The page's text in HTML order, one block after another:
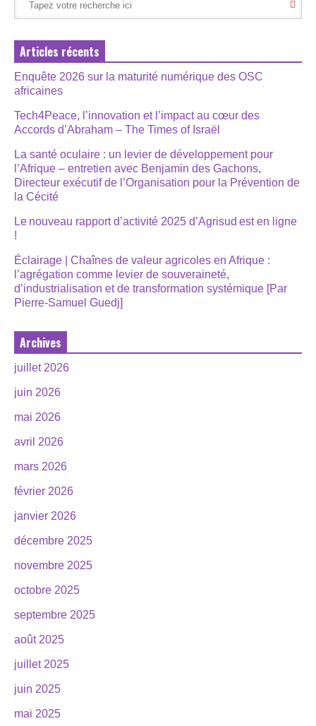
Articles récents
Enquête 2026 sur la maturité numérique des OSC
africaines
Tech4Peace, l’innovation et l’impact au cœur des
Accords d’Abraham – The Times of Israël
La santé oculaire : un levier de développement pour
l’Afrique – entretien avec Benjamin des Gachons,
Directeur exécutif de l’Organisation pour la Prévention de
la Cécité
Le nouveau rapport d’activité 2025 d’Agrisud est en ligne
!
Éclairage | Chaînes de valeur agricoles en Afrique :
l’agrégation comme levier de souveraineté,
d’industrialisation et de transformation systémique [Par
Pierre-Samuel Guedj]
Archives
juillet 2026
juin 2026
mai 2026
avril 2026
mars 2026
février 2026
janvier 2026
décembre 2025
novembre 2025
octobre 2025
septembre 2025
août 2025
juillet 2025
juin 2025
mai 2025